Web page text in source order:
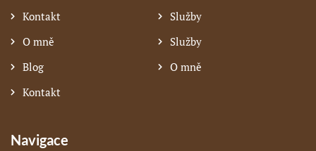
Kontakt
Služby
O mně
Služby
Blog
O mně
Kontakt
Navigace